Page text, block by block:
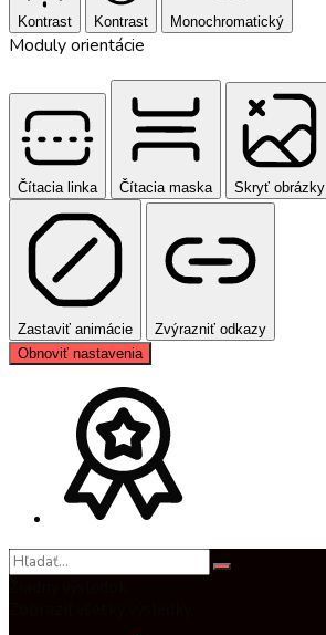
Kontrast Kontrast Monochromatický
Moduly orientácie
Čítacia linka Čítacia maska Skryť obrázky
Zastaviť animácie
Zvýrazniť odkazy
Obnoviť nastavenia